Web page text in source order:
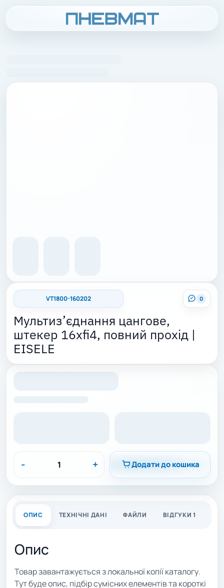
0
VT1800-160202
Мультиз’єднання цангове,
штекер 16xfi4, повний прохід |
EISELE
- + Додати до кошика
ОПИС ТЕХНІЧНІ ДАНІ ФАЙЛИ ВІДГУКИ 1
Опис
Товар завантажується з локальної копії каталогу.
Тут буде опис, підбір сумісних елементів та короткі